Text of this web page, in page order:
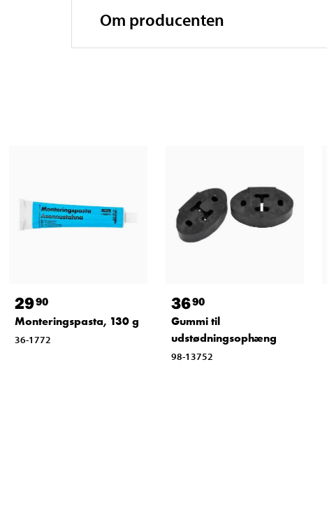
Om producenten
2990
Monteringspasta, 130 g
36-1772
3690
Gummi til
udstødningsophæng
98-13752